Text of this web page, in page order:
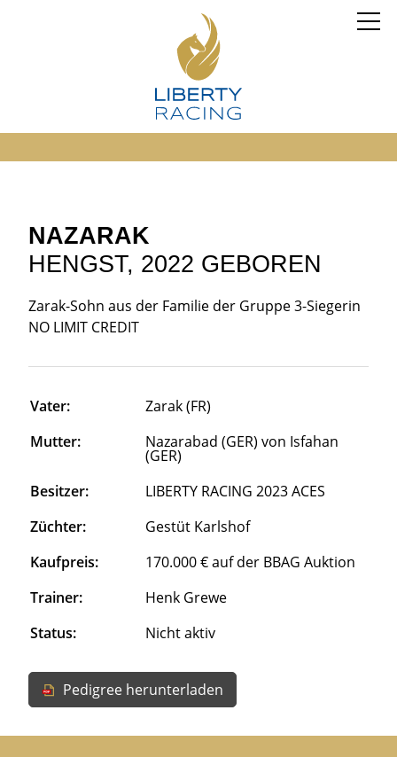
NAZARAK
HENGST, 2022 GEBOREN
Zarak-Sohn aus der Familie der Gruppe 3-Siegerin
NO LIMIT CREDIT
Vater:
Zarak (FR)
Mutter:
Nazarabad (GER) von Isfahan
(GER)
Besitzer:
LIBERTY RACING 2023 ACES
Züchter:
Gestüt Karlshof
Kaufpreis:
170.000 € auf der BBAG Auktion
Trainer:
Henk Grewe
Status:
Nicht aktiv
Pedigree herunterladen